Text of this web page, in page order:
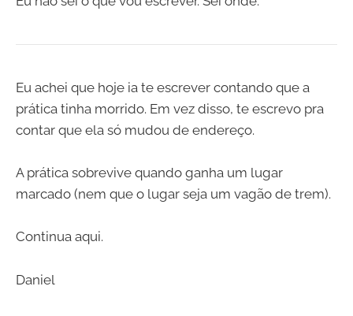
Eu achei que hoje ia te escrever contando que a
prática tinha morrido. Em vez disso, te escrevo pra
contar que ela só mudou de endereço.
A prática sobrevive quando ganha um lugar
marcado (nem que o lugar seja um vagão de trem).
Continua aqui.
Daniel